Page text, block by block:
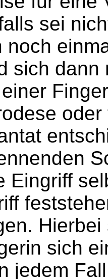
sei
noch
sich
Eingriff
sich
jedem